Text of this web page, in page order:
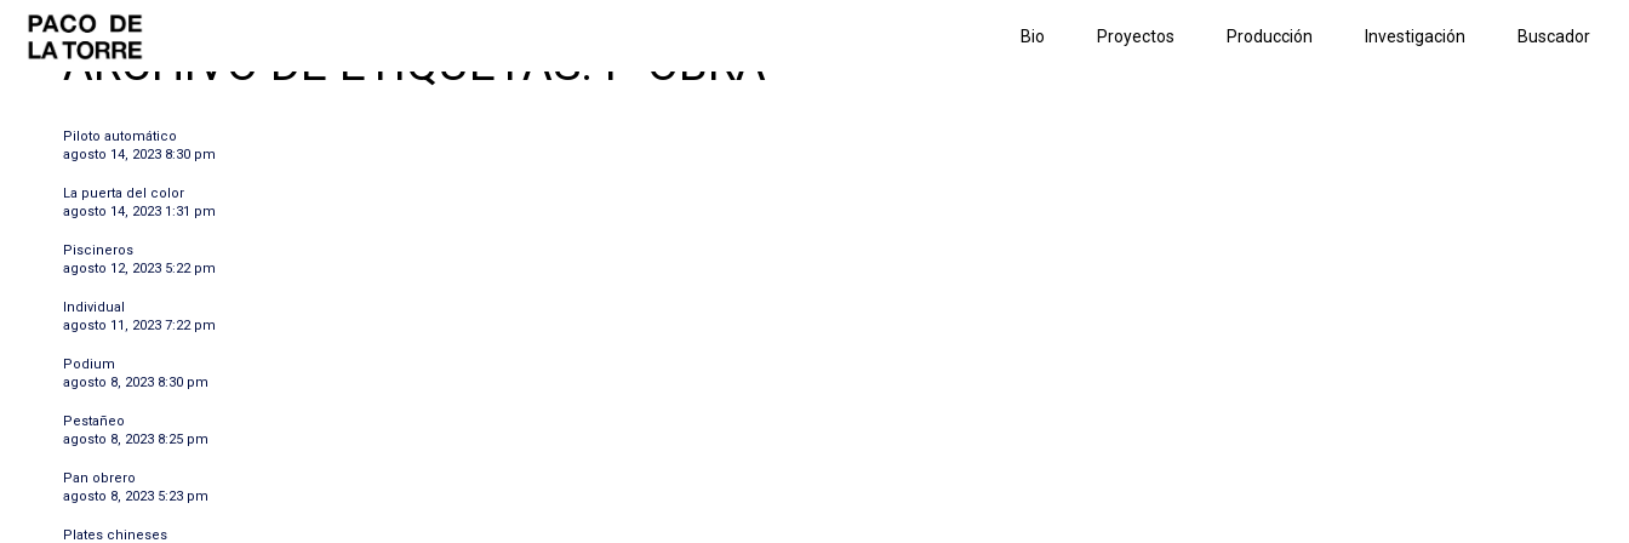
Bio Proyectos Producción Investigación Buscador
ARCHIVO DE ETIQUETAS: P-OBRA
Piloto automático
agosto 14, 2023 8:30 pm
La puerta del color
agosto 14, 2023 1:31 pm
Piscineros
agosto 12, 2023 5:22 pm
Individual
agosto 11, 2023 7:22 pm
Podium
agosto 8, 2023 8:30 pm
Pestañeo
agosto 8, 2023 8:25 pm
Pan obrero
agosto 8, 2023 5:23 pm
Plates chineses